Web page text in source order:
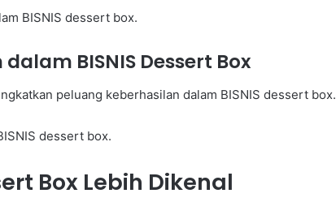
BISNIS dessert box.
BISNIS Dessert Box
peluang keberhasilan dalam BISNIS dessert box.
dessert box.
Box Lebih Dikenal